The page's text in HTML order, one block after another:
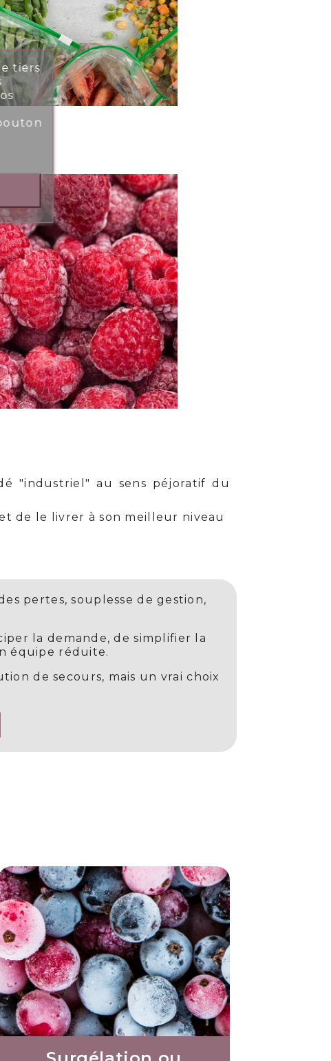
"industriel" au sens péjoratif du
de le livrer à son meilleur niveau
pertes, souplesse de gestion,
la demande, de simplifier la
équipe réduite.
de secours, mais un vrai choix
tiers